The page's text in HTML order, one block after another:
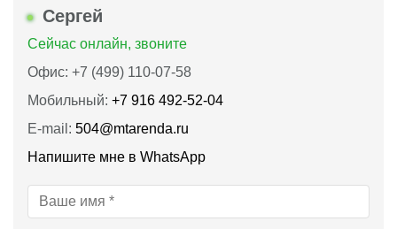
Сергей
Сейчас онлайн, звоните
Офис: +7 (499) 110-07-58
Мобильный: +7 916 492‑52‑04
E-mail: 504@mtarenda.ru
Напишите мне в WhatsApp